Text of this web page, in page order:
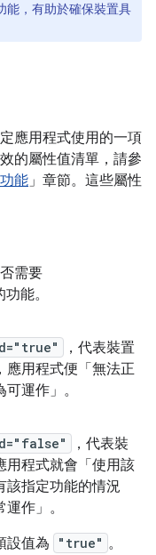
能，有助於確保裝置具
應用程式使用的一項
的屬性值清單，請參
能」章節。這些屬性
需要
能。
，代表裝置
應用程式便「無法正
運作」 。
，代表裝
用程式就會「使用該
該指定功能的情況
作」 。
設值為 "true" 。